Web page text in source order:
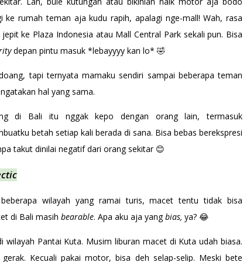
ke rumah teman aja kudu rapih, apalagi nge-mall! Wah, rasa
ke Plaza Indonesia atau Mall Central Park sekali pun. Bisa
depan pintu masuk *lebayyyy kan lo* 🤣
tapi ternyata mamaku sendiri sampai beberapa teman
hal yang sama.
di Bali itu nggak kepo dengan orang lain, termasuk
betah setiap kali berada di sana. Bisa bebas berekspresi
takut dinilai negatif dari orang sekitar 😊
wilayah yang ramai turis, macet tentu tidak bisa
di Bali masih bearable. Apa aku aja yangbias, ya? 😂
wilayah Pantai Kuta. Musim liburan macet di Kuta udah biasa.
Kecuali pakai motor, bisa deh selap-selip. Meski bete